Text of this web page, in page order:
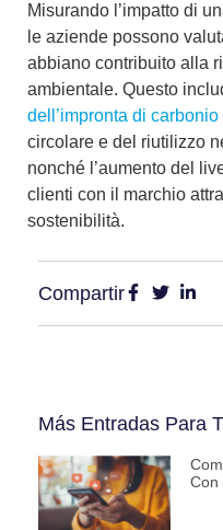
Misurando l’impatto di
le aziende possono
abbiano contribuito alla
ambientale. Questo
dell’impronta di carbonio
circolare e del riutilizzo
nonché l’aumento del
clienti con il marchio
sostenibilità.
Compartir
Más Entradas Para
Con